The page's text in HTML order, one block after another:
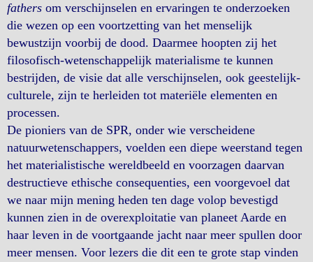
fathers om verschijnselen en ervaringen te onderzoeken
die wezen op een voortzetting van het menselijk
bewustzijn voorbij de dood. Daarmee hoopten zij het
filosofisch-wetenschappelijk materialisme te kunnen
bestrijden, de visie dat alle verschijnselen, ook geestelijk-
culturele, zijn te herleiden tot materiële elementen en
processen.
De pioniers van de SPR, onder wie verscheidene
natuurwetenschappers, voelden een diepe weerstand tegen
het materialistische wereldbeeld en voorzagen daarvan
destructieve ethische consequenties, een voorgevoel dat
we naar mijn mening heden ten dage volop bevestigd
kunnen zien in de overexploitatie van planeet Aarde en
haar leven in de voortgaande jacht naar meer spullen door
meer mensen. Voor lezers die dit een te grote stap vinden